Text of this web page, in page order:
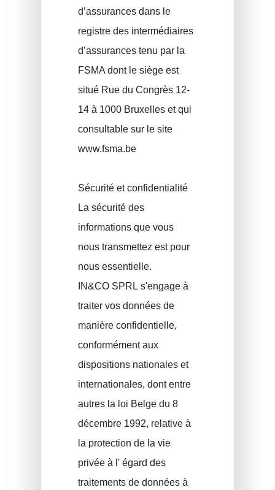
d’assurances dans le
registre des intermédiaires
d’assurances tenu par la
FSMA dont le siège est
situé Rue du Congrès 12-
14 à 1000 Bruxelles et qui
consultable sur le site
www.fsma.be
Sécurité et confidentialité
La sécurité des
informations que vous
nous transmettez est pour
nous essentielle.
IN&CO SPRL s'engage à
traiter vos données de
manière confidentielle,
conformément aux
dispositions nationales et
internationales, dont entre
autres la loi Belge du 8
décembre 1992, relative à
la protection de la vie
privée à l' égard des
traitements de données à